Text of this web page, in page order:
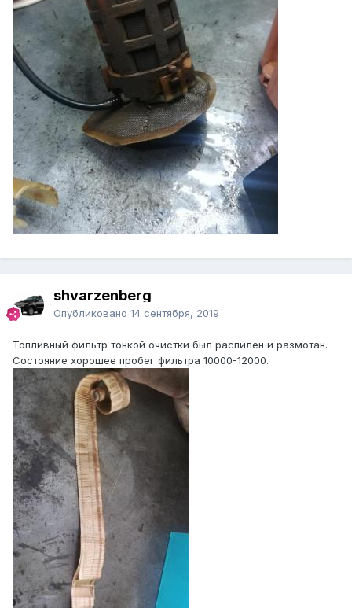
shvarzenberg
Опубликовано 14 сентября, 2019
Топливный фильтр тонкой очистки был распилен и размотан.
Состояние хорошее пробег фильтра 10000-12000.